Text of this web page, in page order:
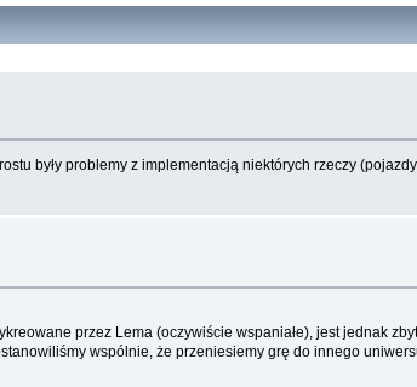
były problemy z implementacją niektórych rzeczy
przez Lema (oczywiście wspaniałe), jest jednak
wspólnie, że przeniesiemy grę do innego